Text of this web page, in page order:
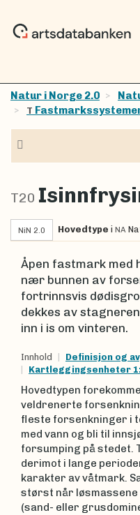
Natur i Norge 2.0
T
T20
NiN 2.0 Hovedtype i NA
Åpen fastmark med
nær bunnen av
fortrinnsvis
dekkes av
inn i is om vinteren.
Innhold
Definisjon og
Kartleggingsenheter
Hovedtypen
veldrenerte
fleste forsenkninger i
med vann og bli til
forsumping på stedet.
derimot i lange
karakter av våtmark.
størst når
(sand- eller